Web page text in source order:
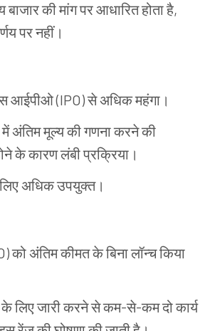
बाजारकीमांगपरआधारितहोताहै,
परनहीं।
आईपीओ(IPO)सेअधिकमहंगा।
मेंअंतिममूल्यकीगणनाकरनेकी
केकारणलंबीप्रक्रिया।
लिएअधिकउपयुक्त।
कोअंतिमकीमतकेबिनालॉन्चकिया
केलिएजारीकरनेसेकम-से-कमदोकार्य